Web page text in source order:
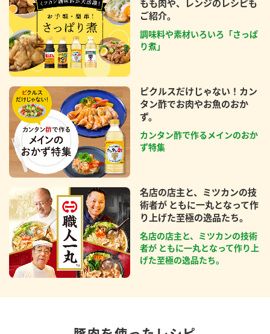
もも肉や、レンジのレシピも
ご紹介。
調味料や素材いろいろ「さっぱ
り煮」
ピクルスだけじゃない！カン
タン酢でお肉やお魚のおか
ず。
カンタン酢で作るメインのおか
ず特集
名店の店主と、ミツカンの技
術者が ともに一丸となって作
り上げた至極の逸品たち。
名店の店主と、ミツカンの技術
者が ともに一丸となって作り上
げた至極の逸品たち。